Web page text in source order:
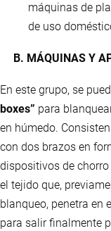
máquinas de
de uso
B. MÁQUINAS Y
En este grupo, se
boxes” para
en húmedo.
con dos brazos en
dispositivos de
el tejido que,
blanqueo, penetra en
para salir finalmente